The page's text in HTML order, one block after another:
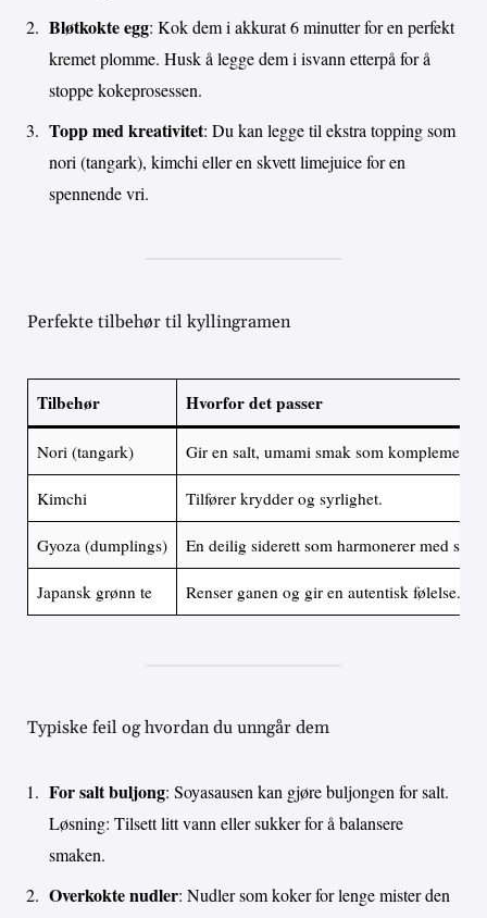
Bløtkokte egg: Kok dem i akkurat 6 minutter for en perfekt
kremet plomme. Husk å legge dem i isvann etterpå for å
stoppe kokeprosessen.
Topp med kreativitet: Du kan legge til ekstra topping som
nori (tangark), kimchi eller en skvett limejuice for en
spennende vri.
Perfekte tilbehør til kyllingramen
Tilbehør Hvorfor det passer
Nori (tangark) Gir en salt, umami smak som
Kimchi Tilfører krydder og syrlighet.
Gyoza (dumplings) En deilig siderett som harmonerer med
Japansk grønn te Renser ganen og gir en autentisk følelse.
Typiske feil og hvordan du unngår dem
For salt buljong: Soyasausen kan gjøre buljongen for salt.
Løsning: Tilsett litt vann eller sukker for å balansere
smaken.
Overkokte nudler: Nudler som koker for lenge mister den